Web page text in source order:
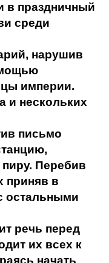
в праздничный
среди
нарушив
империи.
и нескольких
письмо
пиру. Перебив
приняв в
остальными
речь перед
их всех к
начать